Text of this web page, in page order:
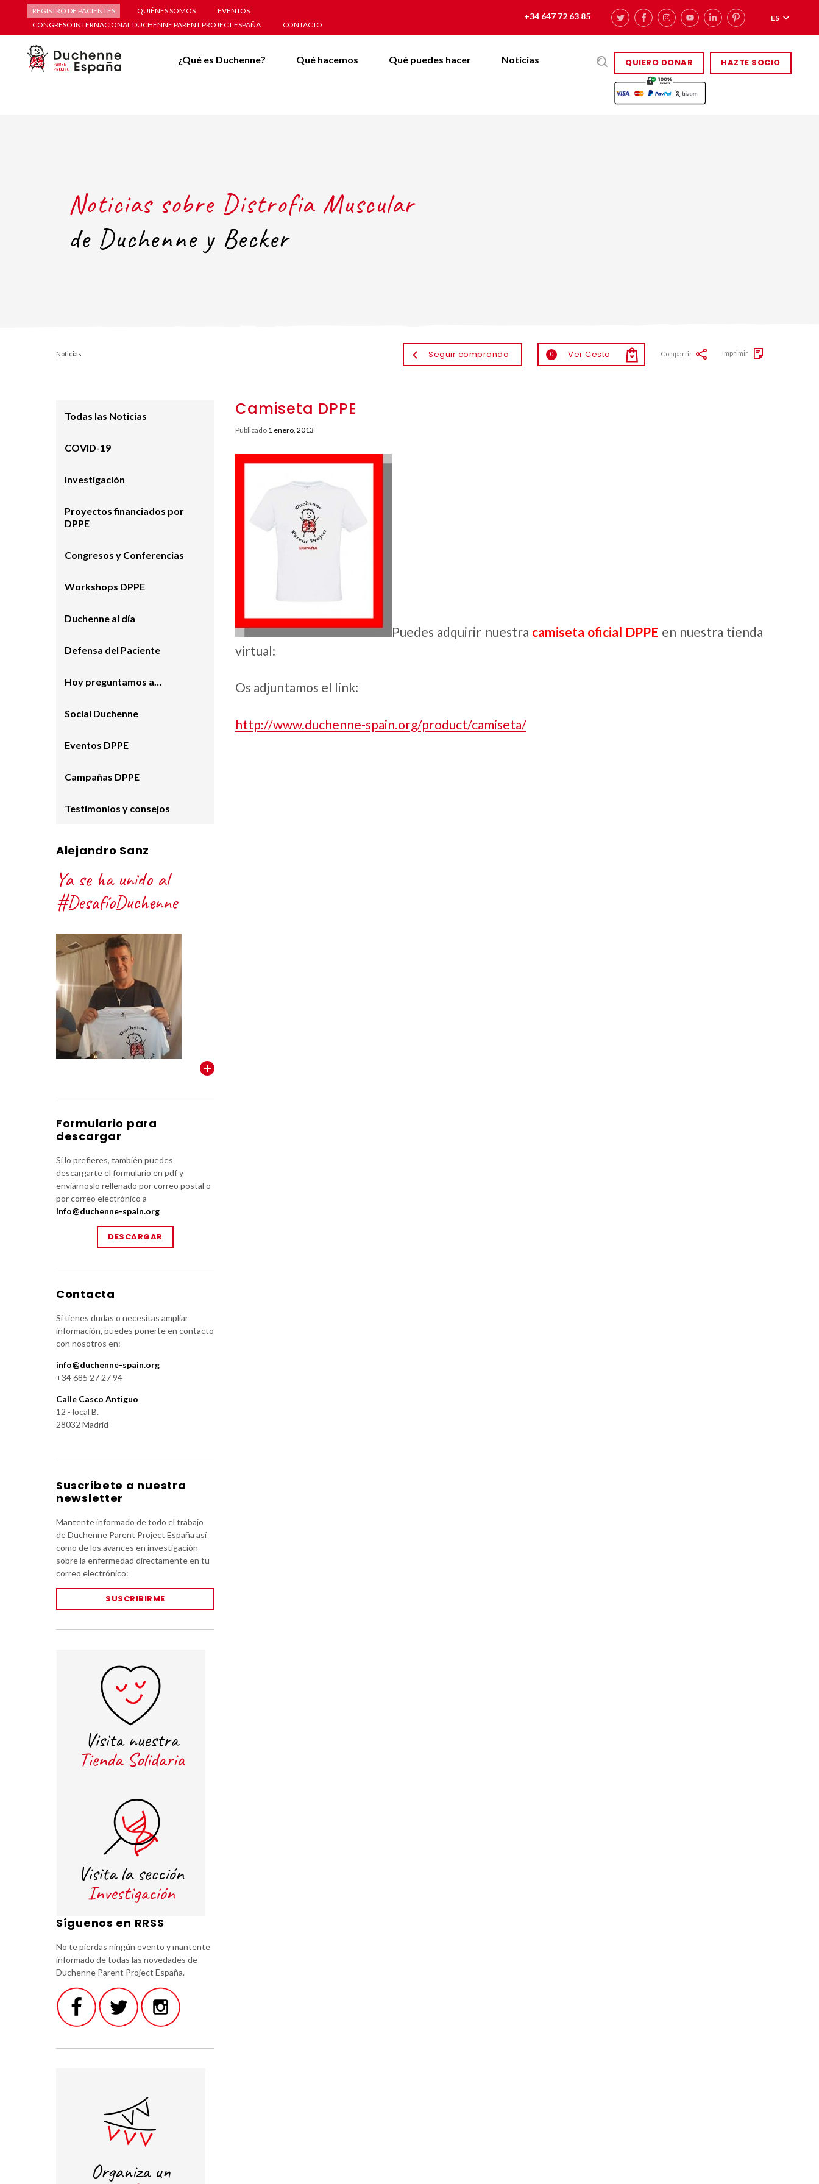
REGISTRO DE PACIENTES QUIÉNES SOMOS
EVENTOS
CONGRESO INTERNACIONAL DUCHENNE PARENT PROJECT ESPAÑA
CONTACTO
+34 647 72 63 85 ES
QUIERO DONAR HAZTE SOCIO
¿Qué es Duchenne? Qué hacemos Qué puedes hacer Noticias
Noticias sobre Distrofia Muscular
de Duchenne y Becker
Noticias Seguir comprando 0 Ver Cesta Compartir Imprimir
Camiseta DPPE
Publicado 1 enero, 2013
Puedes adquirir nuestra camiseta oficial DPPE en nuestra tienda
virtual:
Os adjuntamos el link:
http://www.duchenne-spain.org/product/camiseta/
Todas las Noticias
COVID-19
Investigación
Proyectos financiados por
DPPE
Congresos y Conferencias
Workshops DPPE
Duchenne al día
Defensa del Paciente
Hoy preguntamos a…
Social Duchenne
Eventos DPPE
Campañas DPPE
Testimonios y consejos
Alejandro Sanz
Ya se ha unido al
#DesafíoDuchenne
Formulario para
descargar
Si lo prefieres, también puedes
descargarte el formulario en pdf y
enviárnoslo rellenado por correo postal o
por correo electrónico a
info@duchenne-spain.org
DESCARGAR
Contacta
Si tienes dudas o necesitas ampliar
información, puedes ponerte en contacto
con nosotros en:
info@duchenne-spain.org
+34 685 27 27 94
Calle Casco Antiguo
12 - local B.
28032 Madrid
Suscríbete a nuestra
newsletter
Mantente informado de todo el trabajo
de Duchenne Parent Project España así
como de los avances en investigación
sobre la enfermedad directamente en tu
correo electrónico:
SUSCRIBIRME
Síguenos en RRSS
No te pierdas ningún evento y mantente
informado de todas las novedades de
Duchenne Parent Project España.